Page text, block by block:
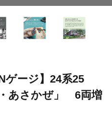
ゲージ】24系25
あさかぜ」 6両増